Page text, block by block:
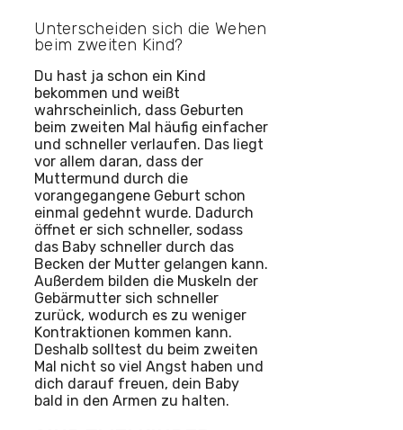
Unterscheiden sich die Wehen
beim zweiten Kind?
Du hast ja schon ein Kind
bekommen und weißt
wahrscheinlich, dass Geburten
beim zweiten Mal häufig einfacher
und schneller verlaufen. Das liegt
vor allem daran, dass der
Muttermund durch die
vorangegangene Geburt schon
einmal gedehnt wurde. Dadurch
öffnet er sich schneller, sodass
das Baby schneller durch das
Becken der Mutter gelangen kann.
Außerdem bilden die Muskeln der
Gebärmutter sich schneller
zurück, wodurch es zu weniger
Kontraktionen kommen kann.
Deshalb solltest du beim zweiten
Mal nicht so viel Angst haben und
dich darauf freuen, dein Baby
bald in den Armen zu halten.